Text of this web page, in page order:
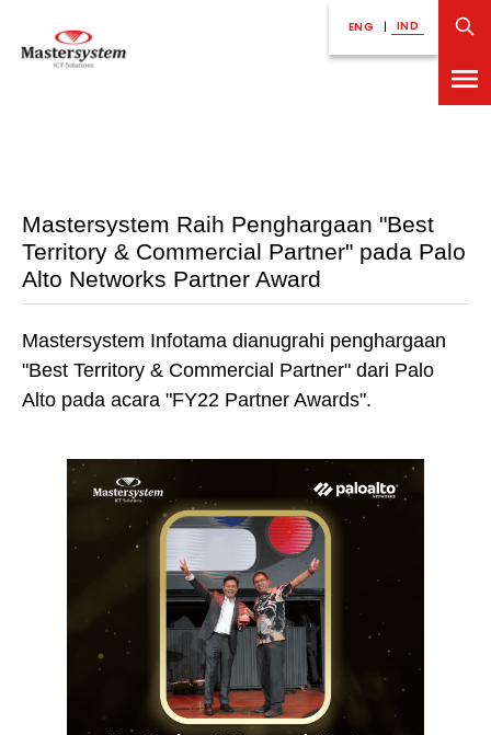
ENG | IND
Mastersystem Raih Penghargaan "Best
Territory & Commercial Partner" pada Palo
Alto Networks Partner Award
Mastersystem Infotama dianugrahi penghargaan
"Best Territory & Commercial Partner" dari Palo
Alto pada acara "FY22 Partner Awards".